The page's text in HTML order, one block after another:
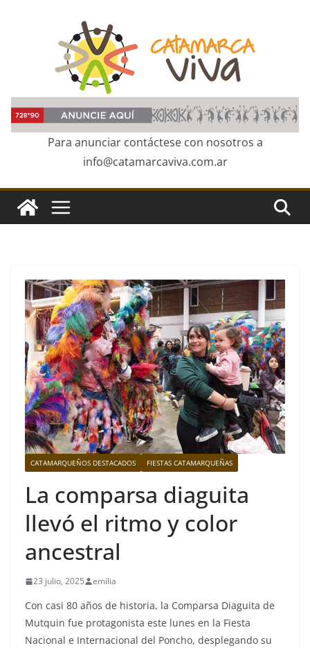
Para anunciar contáctese con nosotros a
info@catamarcaviva.com.ar
CATAMARQUEÑOS DESTACADOS FIESTAS CATAMARQUEÑAS
La comparsa diaguita
llevó el ritmo y color
ancestral
23 julio, 2025 emilia
Con casi 80 años de historia, la Comparsa Diaguita de
Mutquin fue protagonista este lunes en la Fiesta
Nacional e Internacional del Poncho, desplegando su